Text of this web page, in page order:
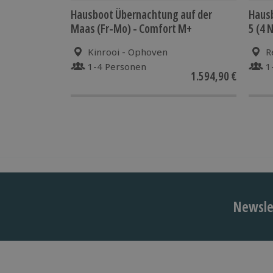
Hausboot Übernachtung auf der
Maas (Fr-Mo) - Comfort M+
Kinrooi - Ophoven
1-4 Personen
1.594,90 €
5 (4